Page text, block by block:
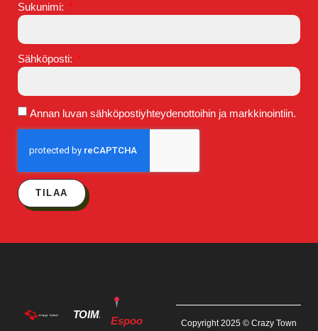
Sukunimi:
Sähköposti:
Annan luvan sähköpostiyhteydenottoihin ja markkinointiin.
TILAA
TOIMITILAT
Espoo
Copyright 2025 © Crazy Town